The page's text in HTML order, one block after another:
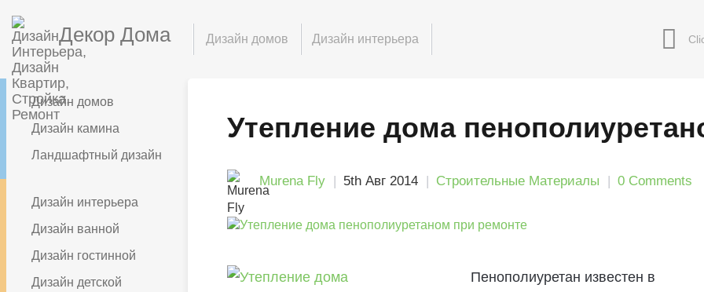
Декор Дома Дизайн домов Дизайн интерьера
Дизайн домов
Дизайн камина
Ландшафтный дизайн
Дизайн интерьера
Дизайн ванной
Дизайн гостинной
Дизайн детской
Утепление дома
Murena Fly 5th Авг 2014 Строительные Материалы 0 Comments
Пенополиуретан известен в